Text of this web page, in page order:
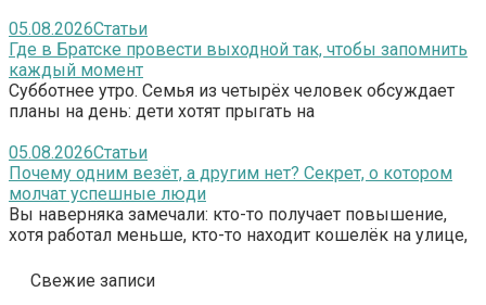
05.08.2026Статьи
Где в Братске провести выходной так, чтобы запомнить
каждый момент
Субботнее утро. Семья из четырёх человек обсуждает
планы на день: дети хотят прыгать на
05.08.2026Статьи
Почему одним везёт, а другим нет? Секрет, о котором
молчат успешные люди
Вы наверняка замечали: кто-то получает повышение,
хотя работал меньше, кто-то находит кошелёк на улице,
Свежие записи